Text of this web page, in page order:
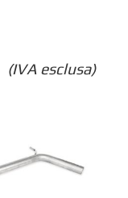
(IVA esclusa)